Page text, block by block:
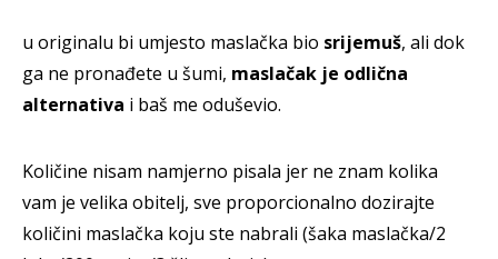
u originalu bi umjesto maslačka bio srijemuš, ali dok
ga ne pronađete u šumi, maslačak je odlična
alternativa i baš me oduševio.
Količine nisam namjerno pisala jer ne znam kolika
vam je velika obitelj, sve proporcionalno dozirajte
količini maslačka koju ste nabrali (šaka maslačka/2